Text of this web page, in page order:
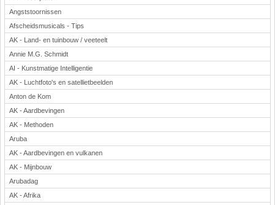
Angststoornissen
Afscheidsmusicals - Tips
AK - Land- en tuinbouw / veeteelt
Annie M.G. Schmidt
AI - Kunstmatige Intelligentie
AK - Luchtfoto's en satellietbeelden
Anton de Kom
AK - Aardbevingen
AK - Methoden
Aruba
AK - Aardbevingen en vulkanen
AK - Mijnbouw
Arubadag
AK - Afrika